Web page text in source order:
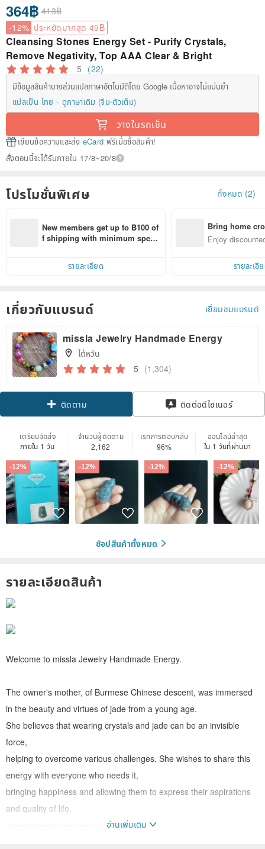
364฿ 413฿
-12% ประหยัดมากสุด 49฿
Cleansing Stones Energy Set - Purify Crystals,
Remove Negativity, Top AAA Clear & Bright
5 (22)
มีข้อมูลสินค้าบางส่วนแปลภาษาอัตโนมัติโดย Google เนื้อหาอาจไม่แม่นยำ
แปลเป็น ไทย
ดูภาษาเดิม (จีน-ตัวเต็ม)
วางในรถเข็น
เขียนข้อความและส่ง eCard ฟรีเมื่อซื้อสินค้า!
สั่งตอนนี้จะได้รับภายใน 17/8~20/8
โปรโมชั่นพิเศษ ทั้งหมด (2)
New members get up to ฿100 of
f shipping with minimum spen
รายละเอียด
Bring home
n with ease
Enjoy
รายละเอี
เกี่ยวกับแบรนด์ เยี่ยมชมแบรนด์
missla Jewelry Handmade Energy
ไต้หวัน
5 (1,304)
Claim coupon
ติดตาม ติดต่อดีไซเนอร์
เตรียมจัดส่ง
ภายใน 1 วัน
จำนวนผู้ติดตาม
2,162
เรทการตอบกลับ
96%
ออนไลน์ล่าสุด
ใน 1 วันที่ผ่านมา
-12% -12% -12% -12%
ช้อปสินค้าทั้งหมด
รายละเอียดสินค้า
Welcome to missla Jewelry Handmade Energy.
The owner's mother, of Burmese Chinese descent, was immersed
in the beauty and virtues of jade from a young age.
She believes that wearing crystals and jade can be an invisible
force,
helping to overcome various challenges. She wishes to share this
energy with everyone who needs it,
bringing happiness and allowing them to express their aspirations
and quality of life.
อ่านเพิ่มเติม